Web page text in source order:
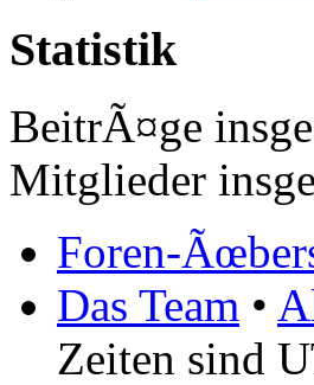
Statistik
BeitrÃ¤ge
Mitglieder
Foren-
Das Team •
Zeiten sind